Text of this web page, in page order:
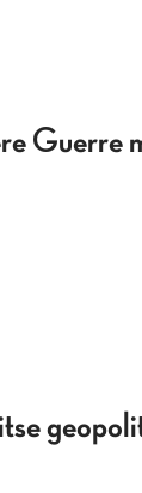
Guerre